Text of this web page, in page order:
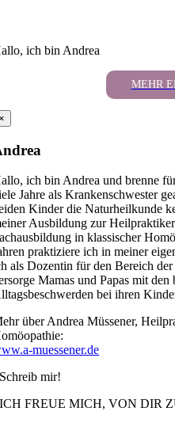
ich bin Andrea
MEHR
ich bin Andrea und brenne
Jahre als Krankenschwester
Kinder die Naturheilkunde
Ausbildung zur
in klassischer
praktiziere ich in meiner
als Dozentin für den Bereich
Mamas und Papas mit den
bei ihren
über Andrea Müssener,
muessener.de
Schreib mir!
ICH FREUE MICH, VON DIR